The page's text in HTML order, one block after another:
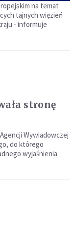
na temat
tajnych więzień
- informuje
stronę
Wywiadowczej
do którego
wyjaśnienia